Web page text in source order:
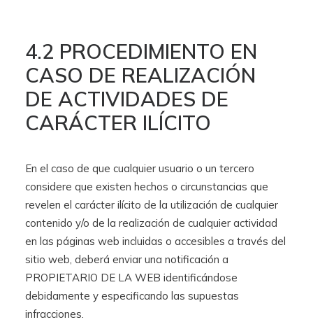
4.2 PROCEDIMIENTO EN
CASO DE REALIZACIÓN
DE ACTIVIDADES DE
CARÁCTER ILÍCITO
En el caso de que cualquier usuario o un tercero
considere que existen hechos o circunstancias que
revelen el carácter ilícito de la utilización de cualquier
contenido y/o de la realización de cualquier actividad
en las páginas web incluidas o accesibles a través del
sitio web, deberá enviar una notificación a
PROPIETARIO DE LA WEB identificándose
debidamente y especificando las supuestas
infracciones.